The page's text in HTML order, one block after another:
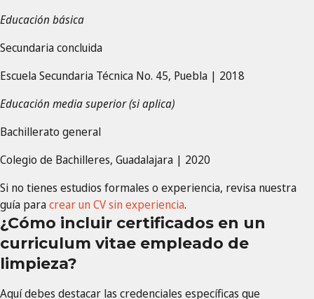
Educación básica
Secundaria concluida
Escuela Secundaria Técnica No. 45, Puebla | 2018
Educación media superior (si aplica)
Bachillerato general
Colegio de Bachilleres, Guadalajara | 2020
Si no tienes estudios formales o experiencia, revisa nuestra
guía paracrear un CV sin experiencia.
¿Cómo incluir certificados en un
curriculum vitae empleado de
limpieza?
Aquí debes destacar las credenciales específicas que